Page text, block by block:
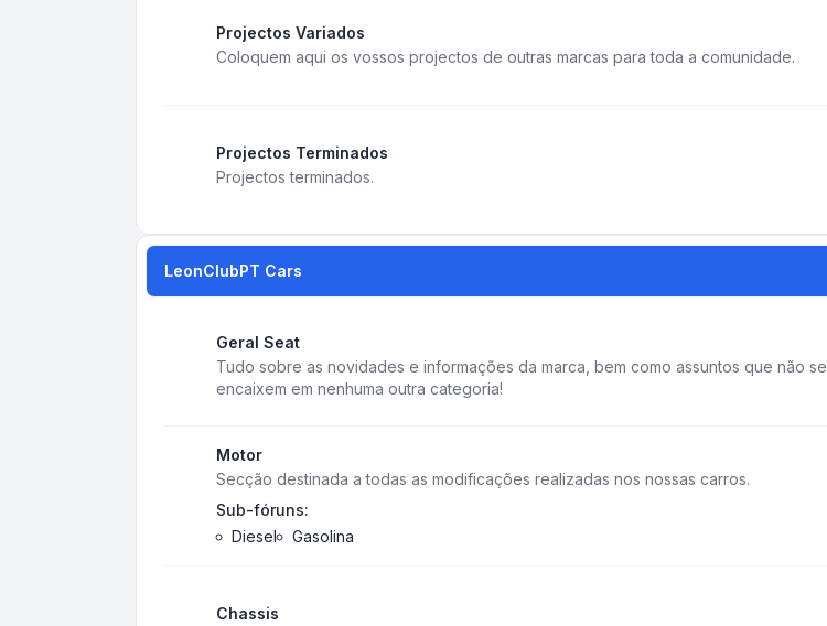
Projectos Variados
Coloquem aqui os vossos projectos de outras marcas para toda a comunidade.
Projectos Terminados
Projectos terminados.
LeonClubPT Cars
Geral Seat
Tudo sobre as novidades e informações da marca, bem como assuntos que não se
encaixem em nenhuma outra categoria!
Motor
Secção destinada a todas as modificações realizadas nos nossas carros.
Sub-fóruns:
Diesel
Gasolina
Chassis